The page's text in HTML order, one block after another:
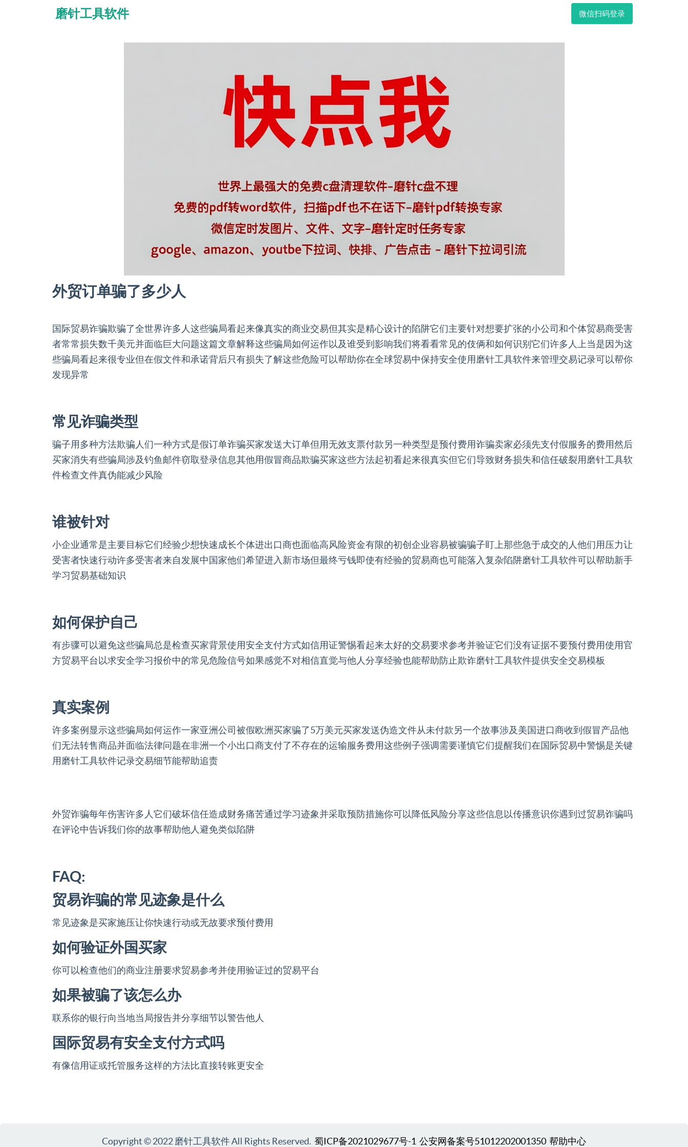
磨针工具软件 微信扫码登录
外贸订单骗了多少人
国际贸易诈骗欺骗了全世界许多人这些骗局看起来像真实的商业交易但其实是精心设计的陷阱它们主要针对想要扩张的小公司和个体贸易商受害
者常常损失数千美元并面临巨大问题这篇文章解释这些骗局如何运作以及谁受到影响我们将看看常见的伎俩和如何识别它们许多人上当是因为这
些骗局看起来很专业但在假文件和承诺背后只有损失了解这些危险可以帮助你在全球贸易中保持安全使用磨针工具软件来管理交易记录可以帮你
发现异常
常见诈骗类型
骗子用多种方法欺骗人们一种方式是假订单诈骗买家发送大订单但用无效支票付款另一种类型是预付费用诈骗卖家必须先支付假服务的费用然后
买家消失有些骗局涉及钓鱼邮件窃取登录信息其他用假冒商品欺骗买家这些方法起初看起来很真实但它们导致财务损失和信任破裂用磨针工具软
件检查文件真伪能减少风险
谁被针对
小企业通常是主要目标它们经验少想快速成长个体进出口商也面临高风险资金有限的初创企业容易被骗骗子盯上那些急于成交的人他们用压力让
受害者快速行动许多受害者来自发展中国家他们希望进入新市场但最终亏钱即使有经验的贸易商也可能落入复杂陷阱磨针工具软件可以帮助新手
学习贸易基础知识
如何保护自己
有步骤可以避免这些骗局总是检查买家背景使用安全支付方式如信用证警惕看起来太好的交易要求参考并验证它们没有证据不要预付费用使用官
方贸易平台以求安全学习报价中的常见危险信号如果感觉不对相信直觉与他人分享经验也能帮助防止欺诈磨针工具软件提供安全交易模板
真实案例
许多案例显示这些骗局如何运作一家亚洲公司被假欧洲买家骗了5万美元买家发送伪造文件从未付款另一个故事涉及美国进口商收到假冒产品他
们无法转售商品并面临法律问题在非洲一个小出口商支付了不存在的运输服务费用这些例子强调需要谨慎它们提醒我们在国际贸易中警惕是关键
用磨针工具软件记录交易细节能帮助追责
外贸诈骗每年伤害许多人它们破坏信任造成财务痛苦通过学习迹象并采取预防措施你可以降低风险分享这些信息以传播意识你遇到过贸易诈骗吗
在评论中告诉我们你的故事帮助他人避免类似陷阱
FAQ:
贸易诈骗的常见迹象是什么
常见迹象是买家施压让你快速行动或无故要求预付费用
如何验证外国买家
你可以检查他们的商业注册要求贸易参考并使用验证过的贸易平台
如果被骗了该怎么办
联系你的银行向当地当局报告并分享细节以警告他人
国际贸易有安全支付方式吗
有像信用证或托管服务这样的方法比直接转账更安全
Copyright © 2022 磨针工具软件 All Rights Reserved. 蜀ICP备2021029677号-1 公安网备案号51012202001350 帮助中心